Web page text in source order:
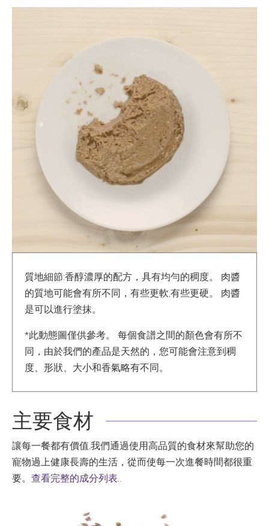
質地細節:香醇濃厚的配方，具有均勻的稠度。 肉醬
的質地可能會有所不同，有些更軟,有些更硬。 肉醬
是可以進行塗抹。
*此動態圖僅供參考。 每個食譜之間的顏色會有所不
同，由於我們的產品是天然的，您可能會注意到稠
度、形狀、大小和香氣略有不同。
主要食材
讓每一餐都有價值,我們通過使用高品質的食材來幫助您的
寵物過上健康長壽的生活，從而使每一次進餐時間都很重
要。 查看完整的成分列表..